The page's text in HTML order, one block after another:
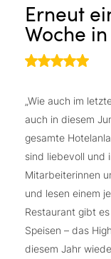
Erneut
Woche
„Wie auch im
auch in diesem
gesamte
sind liebevoll und
Mitarbeiterinnen
und lesen einem
Restaurant gibt
Speisen – das
diesem Jahr